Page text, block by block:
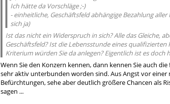
Ich hätte da Vorschläge ;-)
- einheitliche, Geschäftsfeld abhängige Bezahlung
sich ja)
Ist das nicht ein Widerspruch in sich? Alle das Gleiche,
Geschäftsfeld? Ist die Lebensstunde eines qualifizierten
Kriterium würden Sie da anlegen? Eigentlich ist es
Wenn Sie den Konzern kennen, dann kennen Sie auch
sehr aktiv unterbunden worden sind. Aus Angst vor
Befürchtungen, sehe aber deutlich größere Chancen als
sagen ...